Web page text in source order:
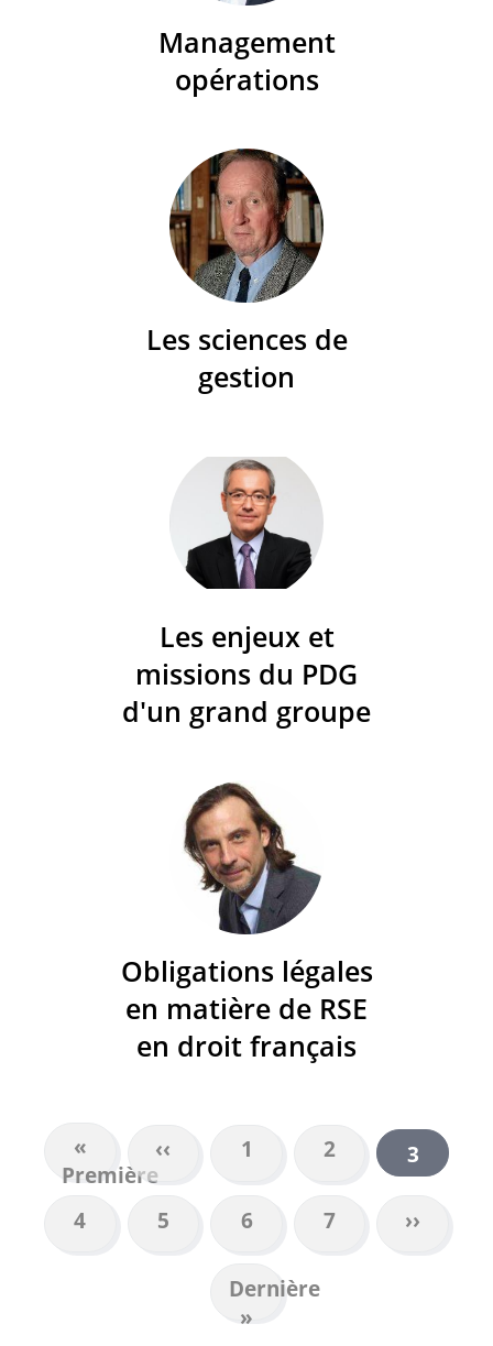
Management
opérations
Les sciences de
gestion
Les enjeux et
missions du PDG
d'un grand groupe
Obligations légales
en matière de RSE
en droit français
PAGINATION
Première
page
«
Première
Page
précédente
‹‹ Page
1 Page
2
Page
3
Page
4 Page
5 Page
6 Page
7
Page
suivante
››
Dernière
page
Dernière
»